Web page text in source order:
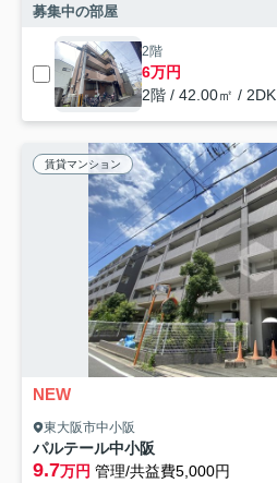
募集中の部屋
2階
6万円
2階 / 42.00㎡ / 2DK
賃貸マンション
NEW
東大阪市中小阪
パルテール中小阪
9.7万円 管理/共益費5,000円